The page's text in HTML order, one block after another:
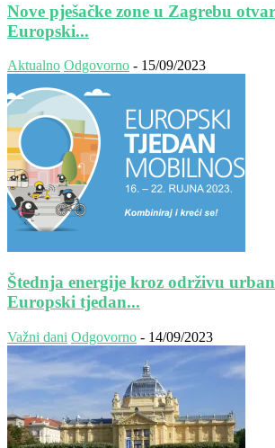
Nove pješačke zone u Zagrebu
Europski...
Aktualno Odgovorno - 15/09/2023
Štednja energije kroz održivu
Europski tjedan...
Važni dani Odgovorno - 14/09/2023